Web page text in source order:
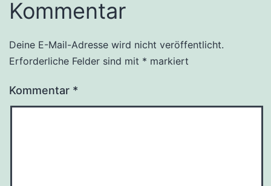
Kommentar
Deine E-Mail-Adresse wird nicht veröffentlicht.
Erforderliche Felder sind mit * markiert
Kommentar *